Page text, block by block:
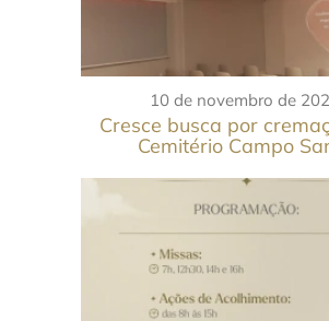
10 de novembro de
Cresce busca por
Cemitério Campo